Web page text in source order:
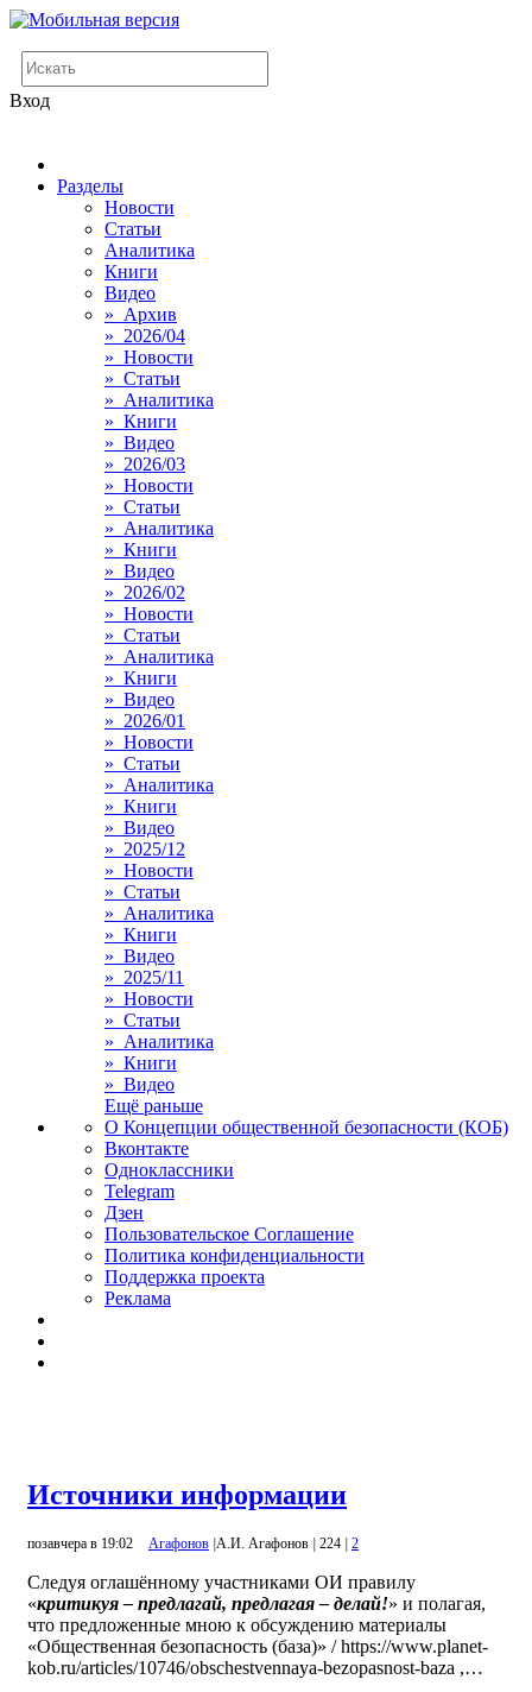
Вход
Разделы
Новости
Статьи
Аналитика
Книги
Видео
» Архив
» 2026/04
» Новости
» Статьи
» Аналитика
» Книги
» Видео
» 2026/03
» Новости
» Статьи
» Аналитика
» Книги
» Видео
» 2026/02
» Новости
» Статьи
» Аналитика
» Книги
» Видео
» 2026/01
» Новости
» Статьи
» Аналитика
» Книги
» Видео
» 2025/12
» Новости
» Статьи
» Аналитика
» Книги
» Видео
» 2025/11
» Новости
» Статьи
» Аналитика
» Книги
» Видео
Ещё раньше
О Концепции общественной безопасности (КОБ)
Вконтакте
Одноклассники
Telegram
Дзен
Пользовательское Соглашение
Политика конфиденциальности
Поддержка проекта
Реклама
Источники информации
позавчера в 19:02 Агафонов |А.И. Агафонов | 224 | 2
Следуя оглашённому участниками ОИ правилу
«критикуя – предлагай, предлагая – делай!» и полагая,
что предложенные мною к обсуждению материалы
«Общественная безопасность (база)» / https://www.planet-
kob.ru/articles/10746/obschestvennaya-bezopasnost-baza ,…